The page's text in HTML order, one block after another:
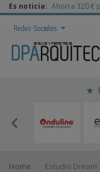
Es noticia: Ahorra 320 €
Redes Sociales
Home Estudio Dream